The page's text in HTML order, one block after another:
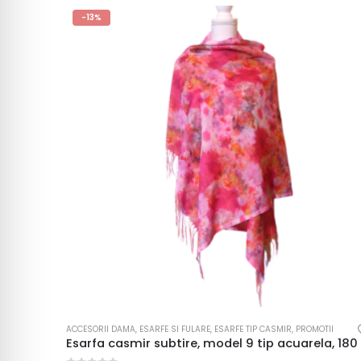
-13%
ACCESORII DAMA, ESARFE SI FULARE, ESARFE TIP CASMIR, PROMOTII